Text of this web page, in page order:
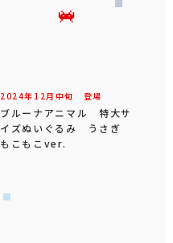
2024年 12 月 中旬 登場
ブルーナアニマル 特大サ
イズぬいぐるみ うさぎ
もこもこver.